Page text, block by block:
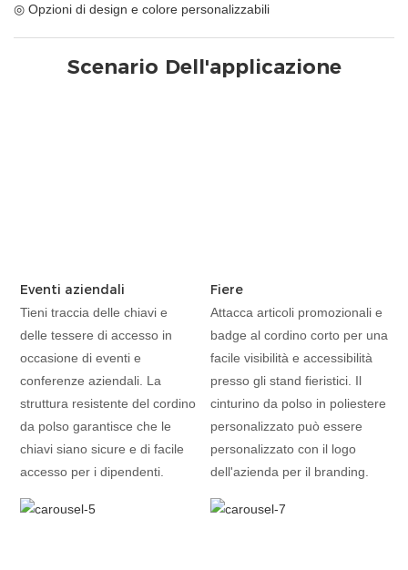
◎ Opzioni di design e colore personalizzabili
Scenario Dell'applicazione
Eventi aziendali
Tieni traccia delle chiavi e
delle tessere di accesso in
occasione di eventi e
conferenze aziendali. La
struttura resistente del cordino
da polso garantisce che le
chiavi siano sicure e di facile
accesso per i dipendenti.
Fiere
Attacca articoli promozionali e
badge al cordino corto per una
facile visibilità e accessibilità
presso gli stand fieristici. Il
cinturino da polso in poliestere
personalizzato può essere
personalizzato con il logo
dell'azienda per il branding.